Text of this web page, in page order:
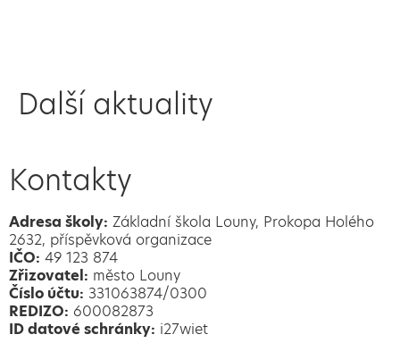
Další aktuality
Kontakty
Adresa školy: Základní škola Louny, Prokopa Holého
2632, příspěvková organizace
IČO: 49 123 874
Zřizovatel: město Louny
Číslo účtu: 331063874/0300
REDIZO: 600082873
ID datové schránky: i27wiet